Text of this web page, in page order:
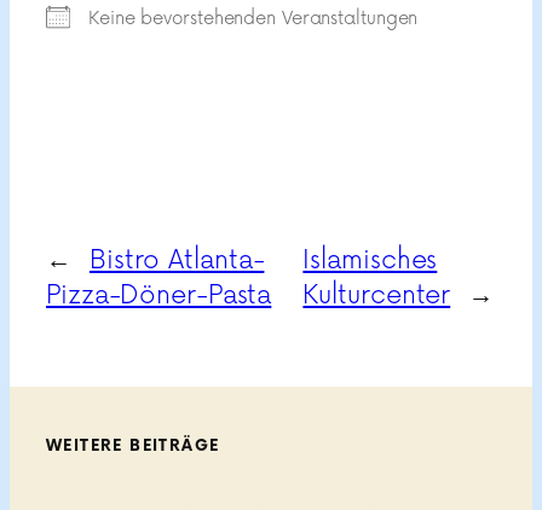
Keine bevorstehenden Veranstaltungen
←
Bistro Atlanta-
Pizza-Döner-Pasta
Islamisches
Kulturcenter
→
WEITERE BEITRÄGE